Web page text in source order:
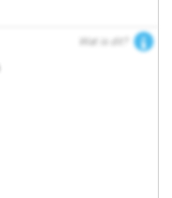
Wat is dit?